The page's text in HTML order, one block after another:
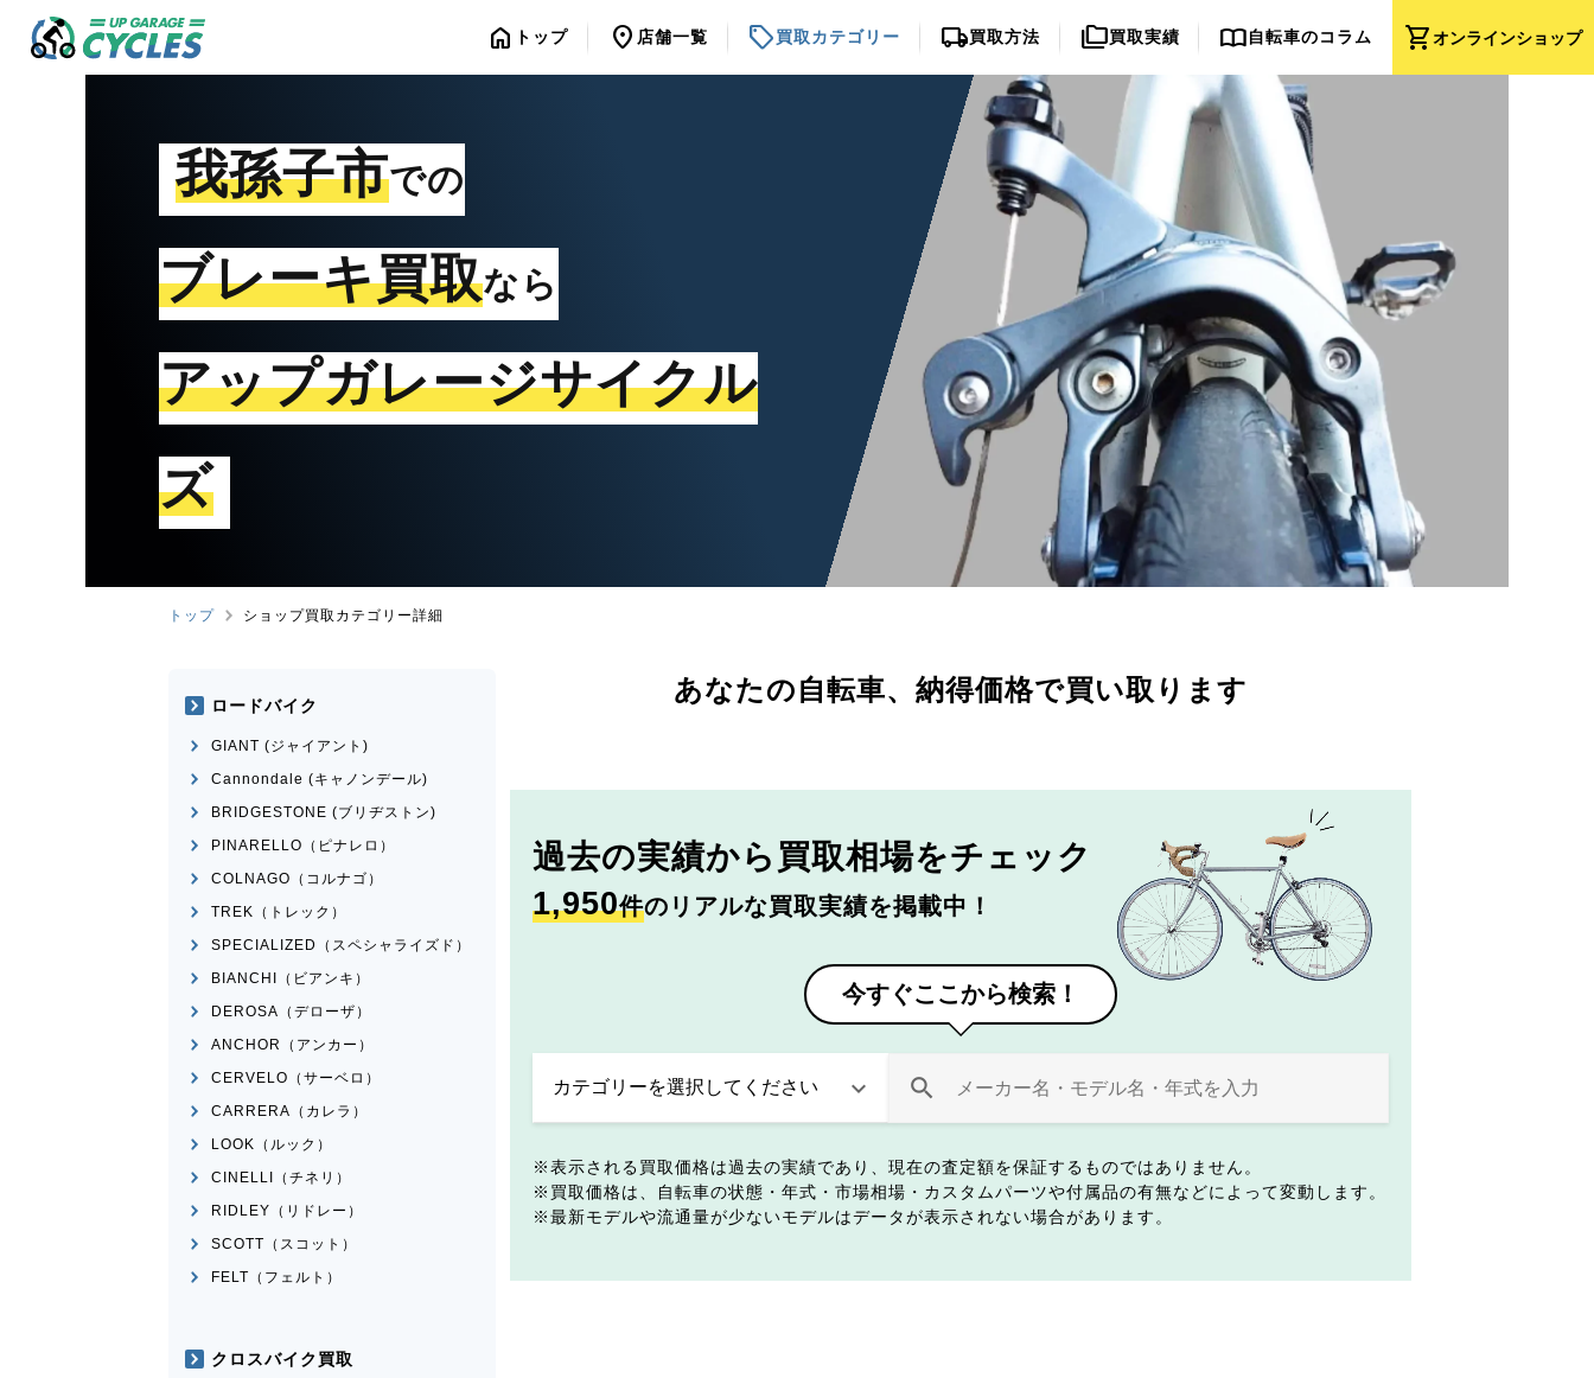
shopping_cartオンラインショップ
home トップ location_on 店舗一覧 sell買取カテゴリー local_shipping買取方法 folder_copy買取実績 import_contacts自転車のコラム
我孫子市での
ブレーキ買取なら
アップガレージサイクル
ズ
トップ ショップ買取カテゴリー詳細
あなたの自転車、 納得価格で買い取ります
過去の実績から 買取相場をチェック
1,950件のリアルな買取実績を掲載中！
今すぐここから検索！
表示される買取価格は過去の実績であり、現在の査定額を保証するものではありません。
買取価格は、自転車の状態・年式・市場相場・カスタムパーツや付属品の有無などによって変動します。
最新モデルや流通量が少ないモデルはデータが表示されない場合があります。
ロードバイク
GIANT (ジャイアント)
Cannondale (キャノンデール)
BRIDGESTONE (ブリヂストン)
PINARELLO（ピナレロ）
COLNAGO（コルナゴ）
TREK（トレック）
SPECIALIZED（スペシャライズド）
BIANCHI（ビアンキ）
DEROSA（デローザ）
ANCHOR（アンカー）
CERVELO（サーベロ）
CARRERA（カレラ）
LOOK（ルック）
CINELLI（チネリ）
RIDLEY（リドレー）
SCOTT（スコット）
FELT（フェルト）
クロスバイク買取